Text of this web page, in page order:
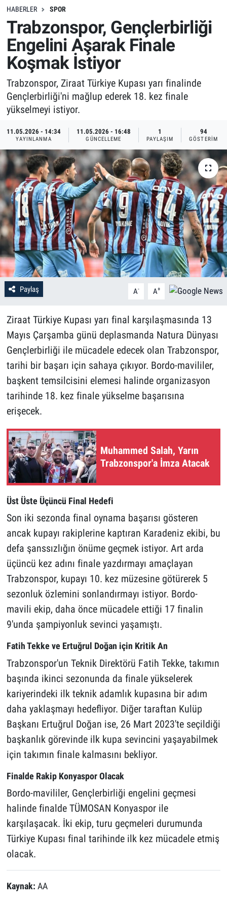
HABERLER SPOR
Trabzonspor, Gençlerbirliği
Engelini Aşarak Finale
Koşmak İstiyor
Trabzonspor, Ziraat Türkiye Kupası yarı finalinde
Gençlerbirliği'ni mağlup ederek 18. kez finale
yükselmeyi istiyor.
11.05.2026 - 14:34
YAYINLANMA
11.05.2026 - 16:48
GÜNCELLEME
1
PAYLAŞIM
94
GÖSTERIM
Paylaş A- A+
Ziraat Türkiye Kupası yarı final karşılaşmasında 13
Mayıs Çarşamba günü deplasmanda Natura Dünyası
Gençlerbirliği ile mücadele edecek olan Trabzonspor,
tarihi bir başarı için sahaya çıkıyor. Bordo-mavililer,
başkent temsilcisini elemesi halinde organizasyon
tarihinde 18. kez finale yükselme başarısına
erişecek.
Muhammed Salah, Yarın
Trabzonspor'a İmza Atacak
Üst Üste Üçüncü Final Hedefi
Son iki sezonda final oynama başarısı gösteren
ancak kupayı rakiplerine kaptıran Karadeniz ekibi, bu
defa şanssızlığın önüme geçmek istiyor. Art arda
üçüncü kez adını finale yazdırmayı amaçlayan
Trabzonspor, kupayı 10. kez müzesine götürerek 5
sezonluk özlemini sonlandırmayı istiyor. Bordo-
mavili ekip, daha önce mücadele ettiği 17 finalin
9'unda şampiyonluk sevinci yaşamıştı.
Fatih Tekke ve Ertuğrul Doğan için Kritik An
Trabzonspor'un Teknik Direktörü Fatih Tekke, takımın
başında ikinci sezonunda da finale yükselerek
kariyerindeki ilk teknik adamlık kupasına bir adım
daha yaklaşmayı hedefliyor. Diğer taraftan Kulüp
Başkanı Ertuğrul Doğan ise, 26 Mart 2023'te seçildiği
başkanlık görevinde ilk kupa sevincini yaşayabilmek
için takımın finale kalmasını bekliyor.
Finalde Rakip Konyaspor Olacak
Bordo-mavililer, Gençlerbirliği engelini geçmesi
halinde finalde TÜMOSAN Konyaspor ile
karşılaşacak. İki ekip, turu geçmeleri durumunda
Türkiye Kupası final tarihinde ilk kez mücadele etmiş
olacak.
Kaynak: AA